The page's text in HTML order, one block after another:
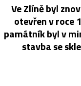
Ve Zlíně byl
otevřen v roce
památník byl v
stavba se